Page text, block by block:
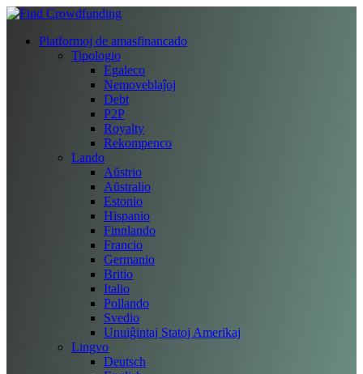
Platformoj de amasfinancado
Tipologio
Egaleco
Nemoveblaĵoj
Debt
P2P
Royalty
Rekompenco
Lando
Aŭstrio
Aŭstralio
Estonio
Hispanio
Finnlando
Francio
Germanio
Britio
Italio
Pollando
Svedio
Unuiĝintaj Statoj Amerikaj
Lingvo
Deutsch